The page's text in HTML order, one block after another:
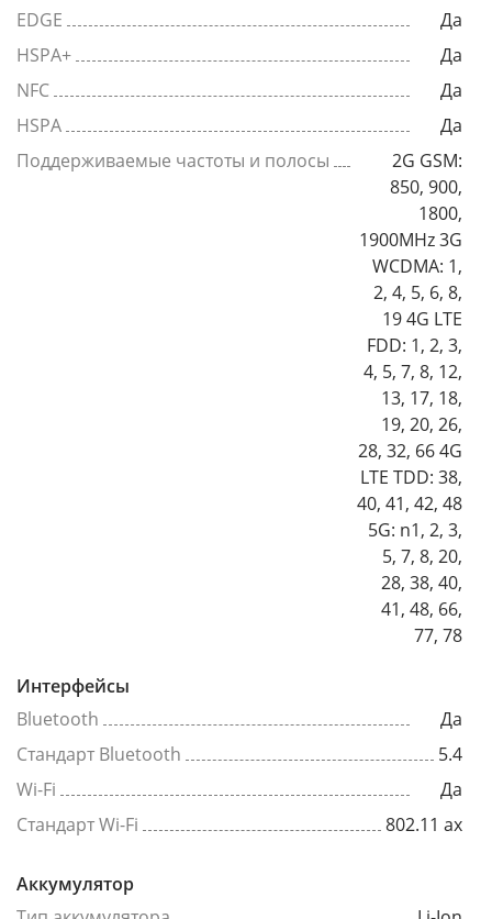
EDGE
Да
HSPA+
Да
NFC
Да
HSPA
Да
Поддерживаемые частоты и полосы
2G GSM:
850, 900,
1800,
1900MHz 3G
WCDMA: 1,
2, 4, 5, 6, 8,
19 4G LTE
FDD: 1, 2, 3,
4, 5, 7, 8, 12,
13, 17, 18,
19, 20, 26,
28, 32, 66 4G
LTE TDD: 38,
40, 41, 42, 48
5G: n1, 2, 3,
5, 7, 8, 20,
28, 38, 40,
41, 48, 66,
77, 78
Интерфейсы
Bluetooth
Да
Стандарт Bluetooth
5.4
Wi-Fi
Да
Стандарт Wi-Fi
802.11 ax
Аккумулятор